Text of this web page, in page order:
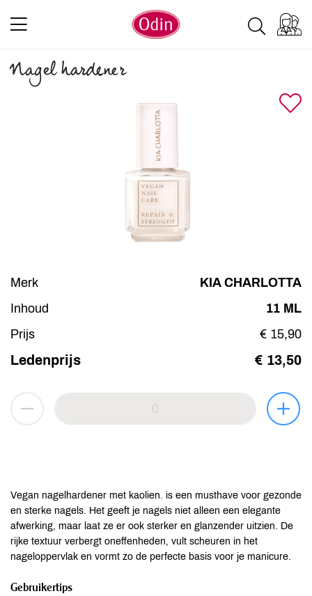
Nagel hardener
Merk
KIA CHARLOTTA
Inhoud
11 ML
Prijs
€ 15,90
Ledenprijs € 13,50
Vegan nagelhardener met kaolien. is een musthave voor gezonde
en sterke nagels. Het geeft je nagels niet alleen een elegante
afwerking, maar laat ze er ook sterker en glanzender uitzien. De
rijke textuur verbergt oneffenheden, vult scheuren in het
nageloppervlak en vormt zo de perfecte basis voor je manicure.
Gebruikertips